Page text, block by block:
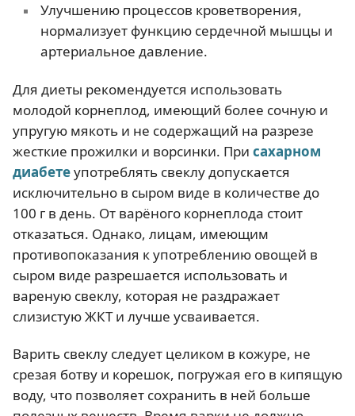
Улучшению процессов кроветворения,
нормализует функцию сердечной мышцы и
артериальное давление.
Для диеты рекомендуется использовать
молодой корнеплод, имеющий более сочную и
упругую мякоть и не содержащий на разрезе
жесткие прожилки и ворсинки. При сахарном
диабетеупотреблять свеклу допускается
исключительно в сыром виде в количестве до
100 г в день. От варёного корнеплода стоит
отказаться. Однако, лицам, имеющим
противопоказания к употреблению овощей в
сыром виде разрешается использовать и
вареную свеклу, которая не раздражает
слизистую ЖКТ и лучше усваивается.
Варить свеклу следует целиком в кожуре, не
срезая ботву и корешок, погружая его в кипящую
воду, что позволяет сохранить в ней больше